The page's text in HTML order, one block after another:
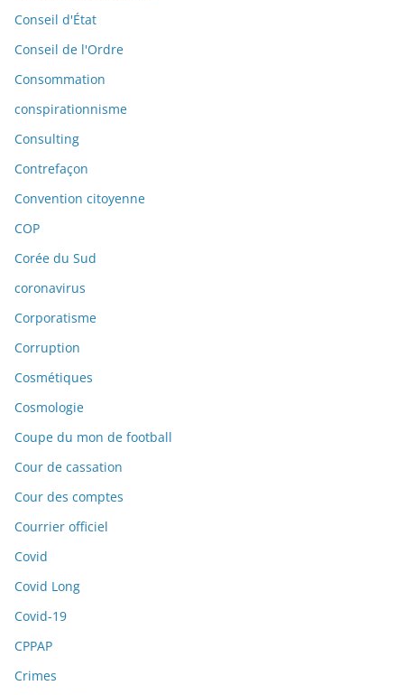
Conseil d'État
Conseil de l'Ordre
Consommation
conspirationnisme
Consulting
Contrefaçon
Convention citoyenne
COP
Corée du Sud
coronavirus
Corporatisme
Corruption
Cosmétiques
Cosmologie
Coupe du mon de football
Cour de cassation
Cour des comptes
Courrier officiel
Covid
Covid Long
Covid-19
CPPAP
Crimes